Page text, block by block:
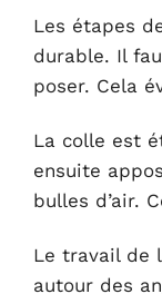
Les étapes
durable. Il
poser. Cela
La colle est
ensuite
bulles d’air.
Le travail de
autour des